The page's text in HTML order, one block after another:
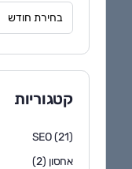
קטגוריות
SEO(21)
אחסון (2)